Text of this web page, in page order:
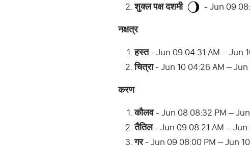
शुक्लपक्षदशमी - Jun 09
नक्षत्र
हस्त- Jun 09 04:31 AM – Jun
चित्रा- Jun 10 04:26 AM – Jun
करण
कौलव- Jun 08 08:32 PM –
तैतिल- Jun 09 08:21 AM – Jun
गर- Jun 09 08:00 PM – Jun